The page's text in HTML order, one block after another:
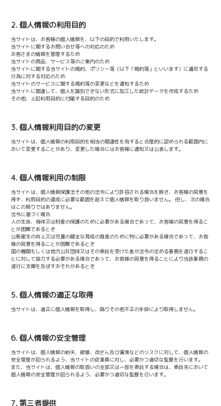
2. 個人情報の利用目的
当サイトは、お客様の個人情報を、以下の目的で利用いたします。
当サイトに関するお問い合せ等への対応のため
お客さまの情報を管理するため
当サイトの商品、サービス等のご案内のため
当サイトに関する当サイトの規約、ポリシー等（以下「規約等」といいます）に違反する
行為に対する対応のため
当サイトのサービスに関する規約等の変更などを通知するため
当サイトに関連して、個人を識別できない形式に加工した統計データを作成するため
その他、上記利用目的に付随する目的のため
3. 個人情報利用目的の変更
当サイトは、個人情報の利用目的を相当の関連性を有すると合理的に認められる範囲内に
おいて変更することがあり、変更した場合にはお客様に通知又は公表します。
4. 個人情報利用の制限
当サイトは、個人情報保護法その他の法令により許容される場合を除き、お客様の同意を
得ず、利用目的の達成に必要な範囲を超えて個人情報を取り扱いません。 但し、次の場合
はこの限りではありません。
法令に基づく場合
人の生命、身体又は財産の保護のために必要がある場合であって、お客様の同意を得るこ
とが困難であるとき
公衆衛生の向上又は児童の健全な育成の推進のために特に必要がある場合であって、お客
様の同意を得ることが困難であるとき
国の機関もしくは地方公共団体又はその委託を受けた者が法令の定める事務を遂行するこ
とに対して協力する必要がある場合であって、お客様の同意を得ることにより当該事務の
遂行に支障を及ぼすおそれがあるとき
5. 個人情報の適正な取得
当サイトは、適正に個人情報を取得し、偽りその他不正の手段により取得しません。
6. 個人情報の安全管理
当サイトは、個人情報の紛失、破壊、改ざん及び漏洩などのリスクに対して、個人情報の
安全管理が図られるよう、当サイトの従業員に対し、必要かつ適切な監督を行います。
また、当サイトは、個人情報の取扱いの全部又は一部を委託する場合は、委託先において
個人情報の安全管理が図られるよう、必要かつ適切な監督を行います。
7. 第三者提供